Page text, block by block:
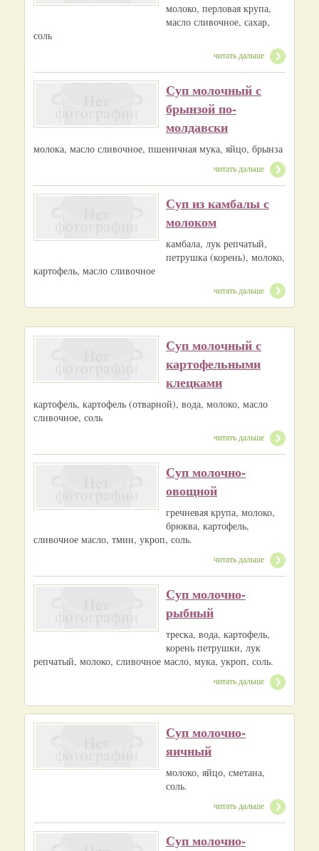
молоко, перловая крупа,
масло сливочное, сахар,
соль
читать дальше
Суп молочный с
брынзой по-
молдавски
молока, масло сливочное, пшеничная мука, яйцо, брынза
читать дальше
Суп из камбалы с
молоком
камбала, лук репчатый,
петрушка (корень), молоко,
картофель, масло сливочное
читать дальше
Суп молочный с
картофельными
клецками
картофель, картофель (отварной), вода, молоко, масло
сливочное, соль
читать дальше
Суп молочно-
овощной
гречневая крупа, молоко,
брюква, картофель,
сливочное масло, тмин, укроп, соль.
читать дальше
Суп молочно-
рыбный
треска, вода, картофель,
корень петрушки, лук
репчатый, молоко, сливочное масло, мука, укроп, соль.
читать дальше
Суп молочно-
яичный
молоко, яйцо, сметана,
соль.
читать дальше
Суп молочно-